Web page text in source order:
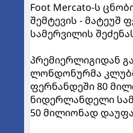
Foot Mercato-ს
შემტევის - მატეუშ
სამერვილის
პრემიერლიგიდან
ლონდონურმა
ფერნანდეში 80
ნიდერლანდელი
50 მილიონად